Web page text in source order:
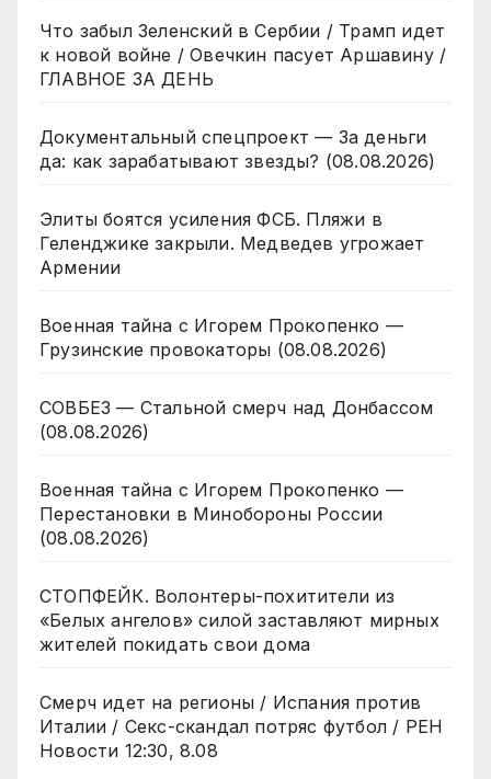
Что забыл Зеленский в Сербии / Трамп идет
к новой войне / Овечкин пасует Аршавину /
ГЛАВНОЕ ЗА ДЕНЬ
Документальный спецпроект — За деньги
да: как зарабатывают звезды? (08.08.2026)
Элиты боятся усиления ФСБ. Пляжи в
Геленджике закрыли. Медведев угрожает
Армении
Военная тайна с Игорем Прокопенко —
Грузинские провокаторы (08.08.2026)
СОВБЕЗ — Стальной смерч над Донбассом
(08.08.2026)
Военная тайна с Игорем Прокопенко —
Перестановки в Минобороны России
(08.08.2026)
СТОПФЕЙК. Волонтеры-похитители из
«Белых ангелов» силой заставляют мирных
жителей покидать свои дома
Смерч идет на регионы / Испания против
Италии / Секс-скандал потряс футбол / РЕН
Новости 12:30, 8.08